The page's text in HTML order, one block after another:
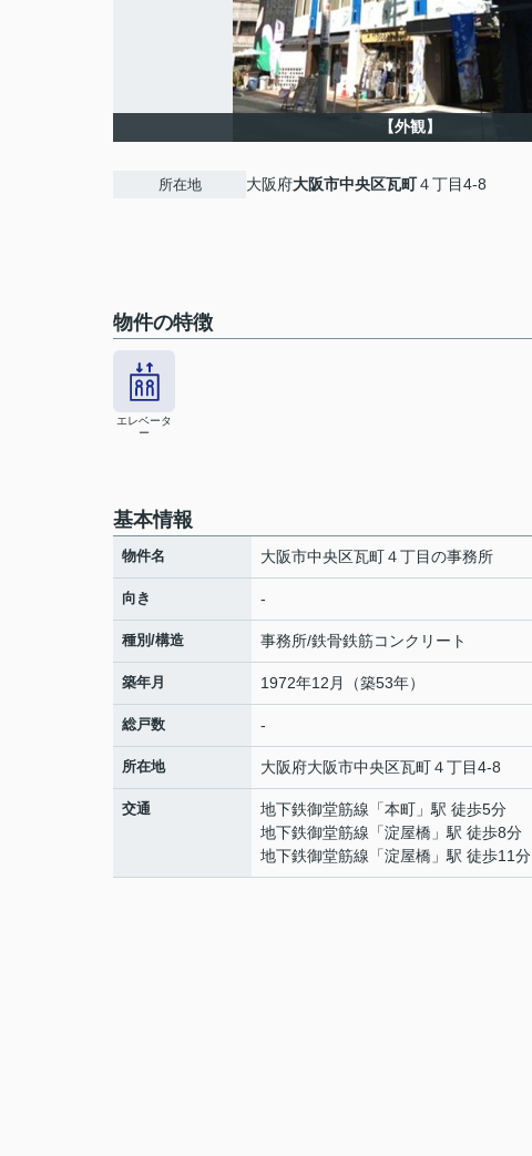
【外観】
所在地 大阪府大阪市中央区瓦町４丁目4-8
物件の特徴
エレベータ
ー
基本情報
物件名 大阪市中央区瓦町４丁目の事務所
向き -
種別/構造 事務所/鉄骨鉄筋コンクリート
築年月 1972年12月（築53年）
総戸数 -
所在地 大阪府大阪市中央区瓦町４丁目4-8
交通 地下鉄御堂筋線 「本町 」駅 徒歩5分
地下鉄御堂筋線 「淀屋橋 」駅 徒歩8分
地下鉄御堂筋線 「淀屋橋 」駅 徒歩11分